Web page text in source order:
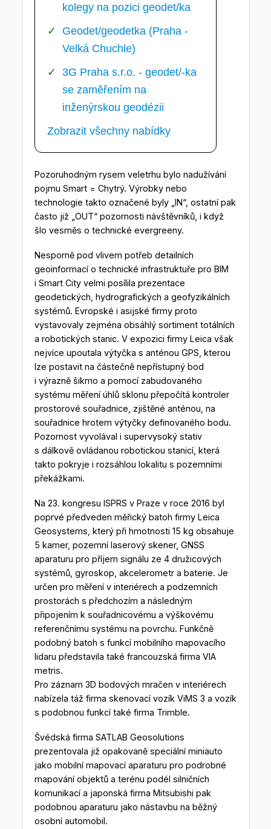
kolegy na pozici geodet/ka
Geodet/geodetka (Praha -
Velká Chuchle)
3G Praha s.r.o. - geodet/-ka
se zaměřením na
inženýrskou geodézii
Zobrazit všechny nabídky
Pozoruhodným rysem veletrhu bylo nadužívání
pojmu Smart = Chytrý. Výrobky nebo
technologie takto označené byly „IN“, ostatní pak
často již „OUT“ pozornosti návštěvníků, i když
šlo vesměs o technické evergreeny.
Nesporně pod vlivem potřeb detailních
geoinformací o technické infrastruktuře pro BIM
i Smart City velmi posílila prezentace
geodetických, hydrografických a geofyzikálních
systémů. Evropské i asijské firmy proto
vystavovaly zejména obsáhlý sortiment totálních
a robotických stanic. V expozici firmy Leica však
nejvíce upoutala výtyčka s anténou GPS, kterou
lze postavit na částečně nepřístupný bod
i výrazně šikmo a pomocí zabudovaného
systému měření úhlů sklonu přepočítá kontroler
prostorové souřadnice, zjištěné anténou, na
souřadnice hrotem výtyčky definovaného bodu.
Pozornost vyvolával i supervysoký stativ
s dálkově ovládanou robotickou stanicí, která
takto pokryje i rozsáhlou lokalitu s pozemními
překážkami.
Na 23. kongresu ISPRS v Praze v roce 2016 byl
poprvé předveden měřický batoh firmy Leica
Geosystems, který při hmotnosti 15 kg obsahuje
5 kamer, pozemní laserový skener, GNSS
aparaturu pro příjem signálu ze 4 družicových
systémů, gyroskop, akcelerometr a baterie. Je
určen pro měření v interiérech a podzemních
prostorách s předchozím a následným
připojením k souřadnicovému a výškovému
referenčnímu systému na povrchu. Funkčně
podobný batoh s funkcí mobilního mapovacího
lidaru představila také francouzská firma VIA
metris.
Pro záznam 3D bodových mračen v interiérech
nabízela táž firma skenovací vozík ViMS 3 a vozík
s podobnou funkcí také firma Trimble.
Švédská firma SATLAB Geosolutions
prezentovala již opakovaně speciální miniauto
jako mobilní mapovací aparaturu pro podrobné
mapování objektů a terénu podél silničních
komunikací a japonská firma Mitsubishi pak
podobnou aparaturu jako nástavbu na běžný
osobní automobil.